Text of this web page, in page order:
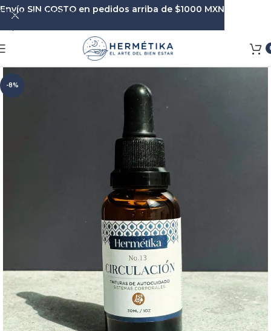
Skip to navigation
-8%
Envío SIN COSTO en pedidos arriba de $1000 MXN